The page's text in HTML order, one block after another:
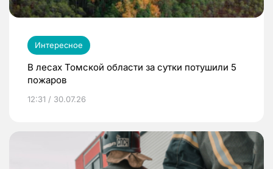
Интересное
В лесах Томской области за сутки потушили 5
пожаров
12:31 / 30.07.26